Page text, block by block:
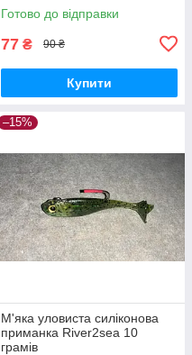
Готово до відправки
77 ₴ 90 ₴
Купити
–15%
М'яка уловиста силіконова
приманка River2sea 10
грамів